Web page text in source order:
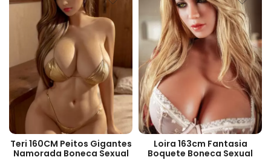
VISUALIZAÇÃO RÁPIDA
Teri 160CM Peitos Gigantes
Namorada Boneca Sexual
VISUALIZAÇÃO RÁPIDA
Loira 163cm Fantasia
Boquete Boneca Sexual